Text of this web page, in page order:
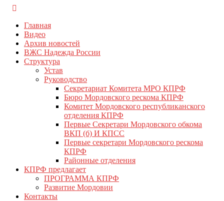
Перейти
содержимому
Главная
Видео
Архив новостей
ВЖС Надежда России
Структура
Устав
Руководство
Секретариат Комитета МРО КПРФ
Бюро Мордовского рескома КПРФ
Комитет Мордовского республиканского
отделения КПРФ
Первые Секретари Мордовского обкома
ВКП (б) И КПСС
Первые секретари Мордовского рескома
КПРФ
Районные отделения
КПРФ предлагает
ПРОГРАММА КПРФ
Развитие Мордовии
Контакты